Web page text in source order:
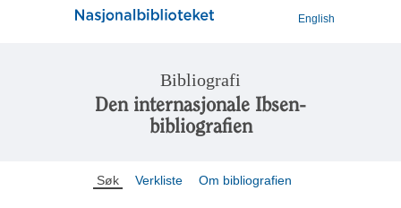
English
Bibliografi
Den internasjonale Ibsen-
bibliografien
Søk Verkliste Om bibliografien